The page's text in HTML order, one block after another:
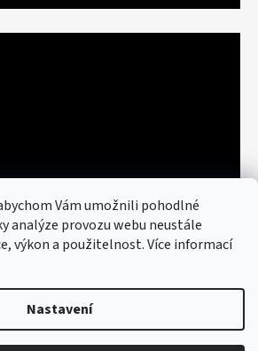
Vám umožnili pohodlné
analýze provozu webu neustále
výkon a použitelnost. Více informací
Nastavení
práva